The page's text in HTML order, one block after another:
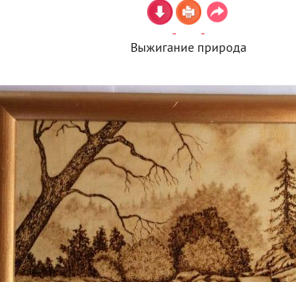
Выжигание природа